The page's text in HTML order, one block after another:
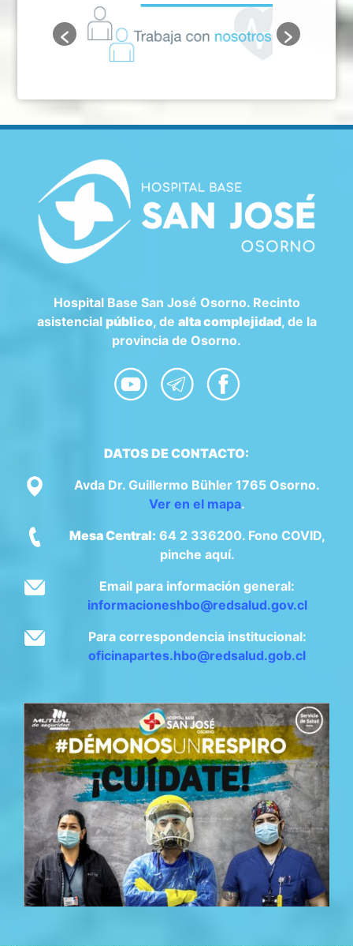
Hospital Base San José Osorno. Recinto
asistencial público, de alta complejidad, de la
provincia de Osorno.
DATOS DE CONTACTO:
Avda Dr. Guillermo Bühler 1765 Osorno.
Ver en el mapa.
Mesa Central: 64 2 336200. Fono COVID,
pinche aquí.
Email para información general:
informacioneshbo@redsalud.gov.cl
Para correspondencia institucional:
oficinapartes.hbo@redsalud.gob.cl